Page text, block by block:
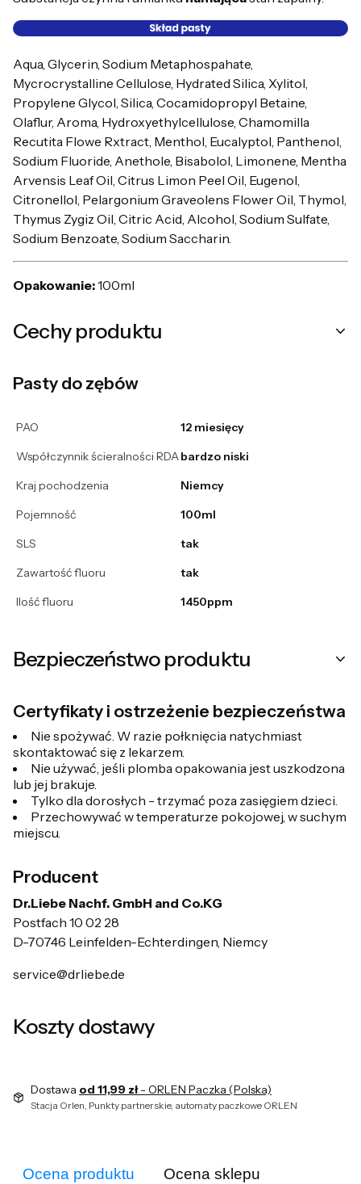
Aqua, Glycerin, Sodium Metaphospahate,
Mycrocrystalline Cellulose, Hydrated Silica, Xylitol,
Propylene Glycol, Silica, Cocamidopropyl Betaine,
Olaflur, Aroma, Hydroxyethylcellulose, Chamomilla
Recutita Flowe Rxtract, Menthol, Eucalyptol, Panthenol,
Sodium Fluoride, Anethole, Bisabolol, Limonene, Mentha
Arvensis Leaf Oil, Citrus Limon Peel Oil, Eugenol,
Citronellol, Pelargonium Graveolens Flower Oil, Thymol,
Thymus Zygiz Oil, Citric Acid, Alcohol, Sodium Sulfate,
Sodium Benzoate, Sodium Saccharin.
Opakowanie:100ml
Cechy produktu
Pasty do zębów
PAO
12 miesięcy
Współczynnik ścieralności RDAbardzo niski
Kraj pochodzenia
Niemcy
Pojemność
100ml
SLS
tak
Zawartość fluoru
tak
Ilość fluoru
1450ppm
Bezpieczeństwo produktu
Certyfikaty i ostrzeżenie bezpieczeństwa
Nie spożywać. W razie połknięcia natychmiast
skontaktować się z lekarzem.
Nie używać, jeśli plomba opakowania jest uszkodzona
lub jej brakuje.
Tylko dla dorosłych - trzymać poza zasięgiem dzieci.
Przechowywać w temperaturze pokojowej, w suchym
miejscu.
Producent
Dr.Liebe Nachf. GmbH and Co.KG
Postfach 10 02 28
D-70746 Leinfelden-Echterdingen, Niemcy
service@drliebe.de
Koszty dostawy
Dostawa od 11,99 zł- ORLEN Paczka (Polska)
Stacja Orlen, Punkty partnerskie, automaty paczkowe ORLEN
Ocena produktu Ocena sklepu